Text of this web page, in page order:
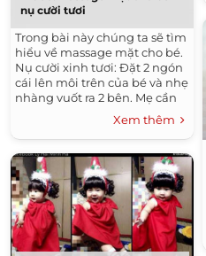
nụ cười tươi
Trong bài này chúng ta sẽ tìm
hiểu về massage mặt cho bé.
Nụ cười xinh tươi: Đặt 2 ngón
cái lên môi trên của bé và nhẹ
nhàng vuốt ra 2 bên. Mẹ cần
phân bố lực cho đồng đều
Xem thêm